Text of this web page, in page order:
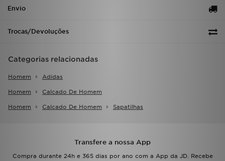
Envio
Trocas/Devoluções
Categorias relacionadas
Homem Adidas
Homem Calcado De Homem
Homem Calcado De Homem Sapatilhas
Transfere a nossa App
Compra durante 24h e 365 dias por ano com a App da JD. Recebe